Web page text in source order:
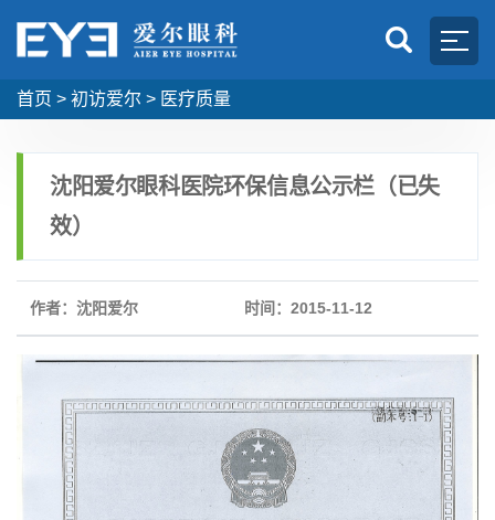
首页 > 初访爱尔 > 医疗质量
沈阳爱尔眼科医院环保信息公示栏（已失
效）
作者：沈阳爱尔 时间：2015-11-12